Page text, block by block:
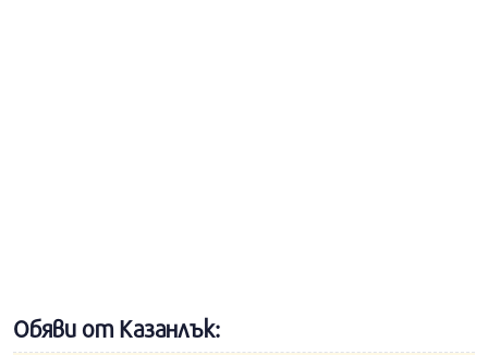
Обяви от Казанлък: